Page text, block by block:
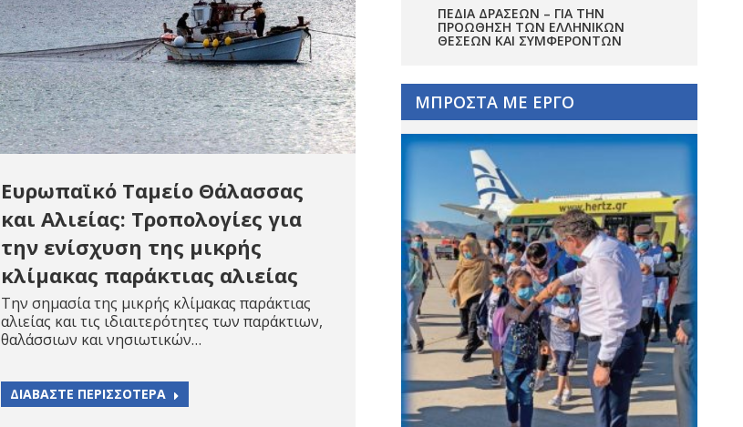
Ευρωπαϊκό Ταμείο Θάλασσας
και Αλιείας: Τροπολογίες για
την ενίσχυση της μικρής
κλίμακας παράκτιας αλιείας
Την σημασία της μικρής κλίμακας παράκτιας
αλιείας και τις ιδιαιτερότητες των παράκτιων,
θαλάσσιων και νησιωτικών…
ΔΙΑΒΑΣΤΕ ΠΕΡΙΣΣΟΤΕΡΑ
ΠΕΔΊΑ ΔΡΆΣΕΩΝ – ΓΙΑ ΤΗΝ
ΠΡΟΏΘΗΣΗ ΤΩΝ ΕΛΛΗΝΙΚΏΝ
ΘΈΣΕΩΝ ΚΑΙ ΣΥΜΦΕΡΌΝΤΩΝ
ΜΠΡΟΣΤΑ ΜΕ ΕΡΓΟ